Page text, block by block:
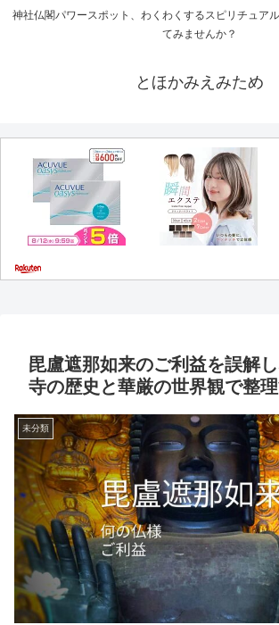
神社仏閣パワースポット、わくわくするスピリチュア
てみませんか？
とほかみえみため
毘盧遮那如来のご利益を誤解
寺の歴史と華厳の世界観で整
未分類